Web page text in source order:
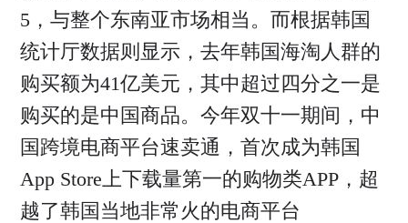
5，与整个东南亚市场相当。而根据韩国
统计厅数据则显示，去年韩国海淘人群的
购买额为41亿美元，其中超过四分之一是
购买的是中国商品。今年双十一期间，中
国跨境电商平台速卖通，首次成为韩国
App Store上下载量第一的购物类APP，超
越了韩国当地非常火的电商平台